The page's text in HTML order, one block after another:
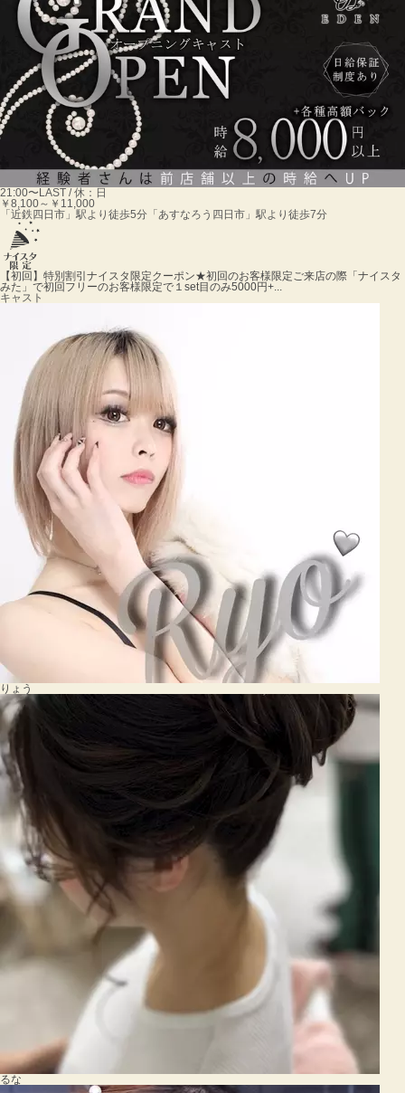
21:00〜LAST / 休：日
￥8,100～￥11,000
「近鉄四日市」駅より徒歩5分「あすなろう四日市」駅より徒歩7分
【初回】特別割引ナイスタ限定クーポン★初回のお客様限定ご来店の際「ナイスタ
みた」で初回フリーのお客様限定で１set目のみ5000円+...
キャスト
りょう
るな